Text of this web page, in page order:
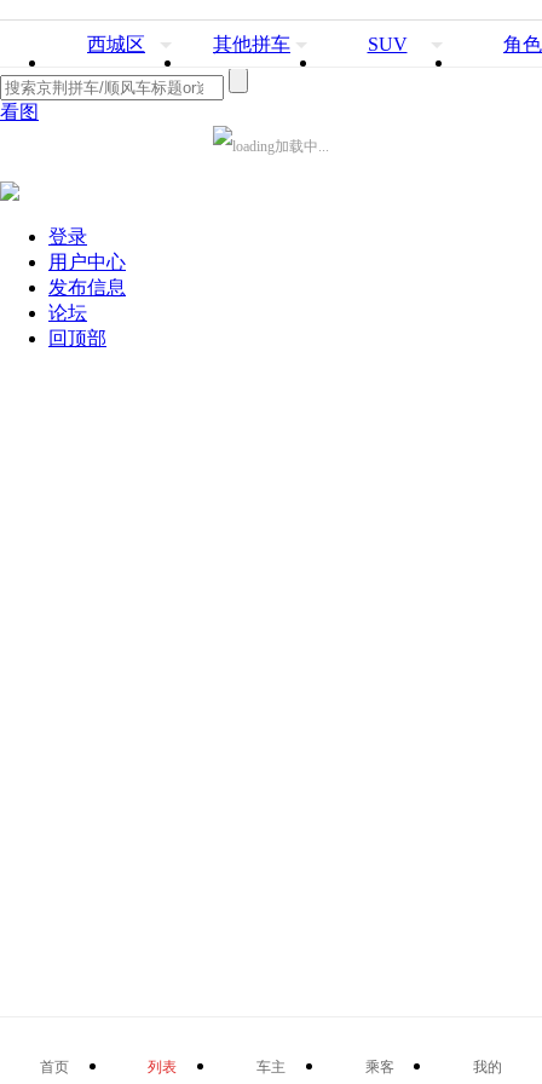
西城区 其他拼车 SUV 角色
看图
加载中...
登录
用户中心
发布信息
论坛
回顶部
首页 列表 车主 乘客 我的